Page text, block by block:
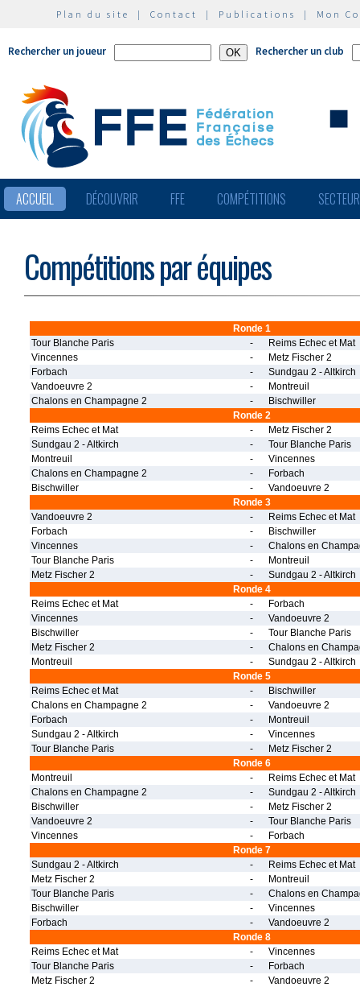
Plan du site | Contact | Publications | Mon
Rechercher un joueur Rechercher un club
ACCUEIL DÉCOUVRIR FFE COMPÉTITIONS
Compétitions par équipes
Ronde 1
Tour Blanche Paris
-
Reims Echec et Mat
Vincennes
-
Metz Fischer 2
Forbach
-
Sundgau 2 - Altkirch
Vandoeuvre 2
-
Montreuil
Chalons en Champagne 2
-
Bischwiller
Ronde 2
Reims Echec et Mat
-
Metz Fischer 2
Sundgau 2 - Altkirch
-
Tour Blanche Paris
Montreuil
-
Vincennes
Chalons en Champagne 2
-
Forbach
Bischwiller
-
Vandoeuvre 2
Ronde 3
Vandoeuvre 2
-
Reims Echec et Mat
Forbach
-
Bischwiller
Vincennes
-
Chalons en
Tour Blanche Paris
-
Montreuil
Metz Fischer 2
-
Sundgau 2 - Altkirch
Ronde 4
Reims Echec et Mat
-
Forbach
Vincennes
-
Vandoeuvre 2
Bischwiller
-
Tour Blanche Paris
Metz Fischer 2
-
Chalons en
Montreuil
-
Sundgau 2 - Altkirch
Ronde 5
Reims Echec et Mat
-
Bischwiller
Chalons en Champagne 2
-
Vandoeuvre 2
Forbach
-
Montreuil
Sundgau 2 - Altkirch
-
Vincennes
Tour Blanche Paris
-
Metz Fischer 2
Ronde 6
Montreuil
-
Reims Echec et Mat
Chalons en Champagne 2
-
Sundgau 2 - Altkirch
Bischwiller
-
Metz Fischer 2
Vandoeuvre 2
-
Tour Blanche Paris
Vincennes
-
Forbach
Ronde 7
Sundgau 2 - Altkirch
-
Reims Echec et Mat
Metz Fischer 2
-
Montreuil
Tour Blanche Paris
-
Chalons en
Bischwiller
-
Vincennes
Forbach
-
Vandoeuvre 2
Ronde 8
Reims Echec et Mat
-
Vincennes
Tour Blanche Paris
-
Forbach
Metz Fischer 2
-
Vandoeuvre 2